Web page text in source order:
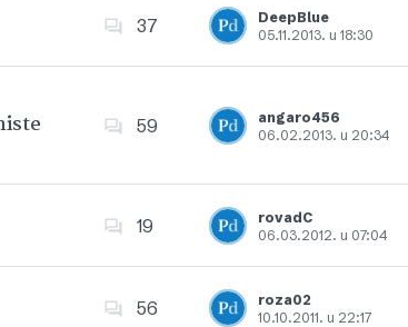
Dodajte u favorite
37
DeepBlue
05.11.2013. u 18:30
59
angaro456
06.02.2013. u 20:34
19
rovadC
06.03.2012. u 07:04
Dodajte u favorite
56
roza02
10.10.2011. u 22:17